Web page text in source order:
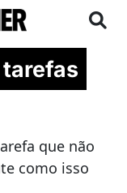
que não
como isso